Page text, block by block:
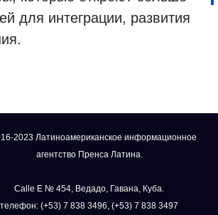
для интеграции, развития
2023 Латиноамериканское информационное
агентство Пренса Латина.
Calle E № 454, Ведадо, Гавана, Куба.
телефон: (+53) 7 838 3496, (+53) 7 838 3497